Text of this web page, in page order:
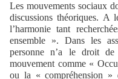
Les mouvements sociaux
discussions théoriques. A
l’harmonie tant
ensemble ». Dans les
personne n’a le droit
mouvement comme «
ou la « compréhension